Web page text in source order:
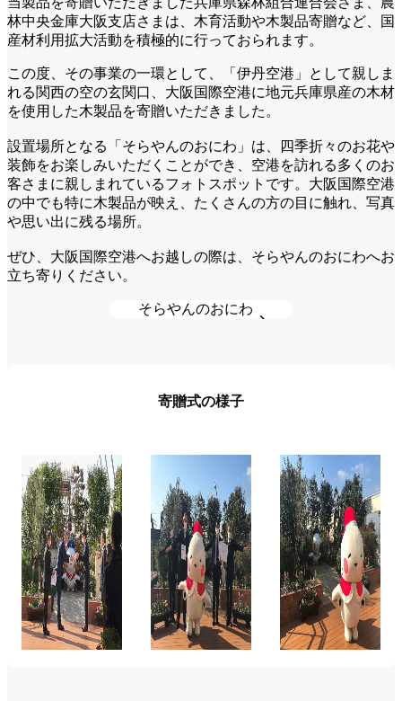
林中央金庫大阪支店さまは、木育活動や木製品寄贈など、国
産材利用拡大活動を積極的に行っておられます。
この度、その事業の一環として、「伊丹空港」として親しま
れる関西の空の玄関口、大阪国際空港に地元兵庫県産の木材
を使用した木製品を寄贈いただきました。
設置場所となる「そらやんのおにわ」は、四季折々のお花や
装飾をお楽しみいただくことができ、空港を訪れる多くのお
客さまに親しまれているフォトスポットです。大阪国際空港
の中でも特に木製品が映え、たくさんの方の目に触れ、写真
や思い出に残る場所。
ぜひ、大阪国際空港へお越しの際は、そらやんのおにわへお
立ち寄りください。
そらやんのおにわ
寄贈式の様子